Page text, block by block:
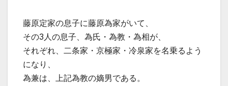
藤原定家の息子に藤原為家がいて、
その3人の息子、為氏・為教・為相が、
それぞれ、二条家・京極家・冷泉家を名乗るよう
になり、
為兼は、上記為教の嫡男である。